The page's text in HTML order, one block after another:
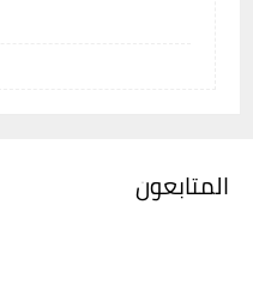
المتابعون